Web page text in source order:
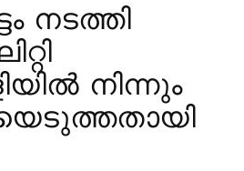
നടത്തി
നിന്നും